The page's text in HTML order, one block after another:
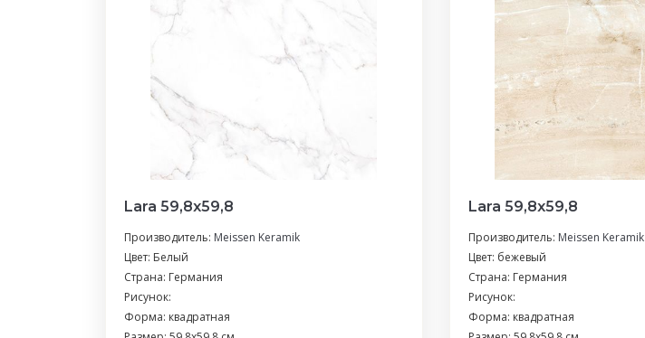
Lara 59,8х59,8
Производитель: Meissen Keramik
Цвет: Белый
Страна: Германия
Рисунок:
Форма: квадратная
Lara 59,8х59,8
Производитель: Meissen Keramik
Цвет: бежевый
Страна: Германия
Рисунок:
Форма: квадратная